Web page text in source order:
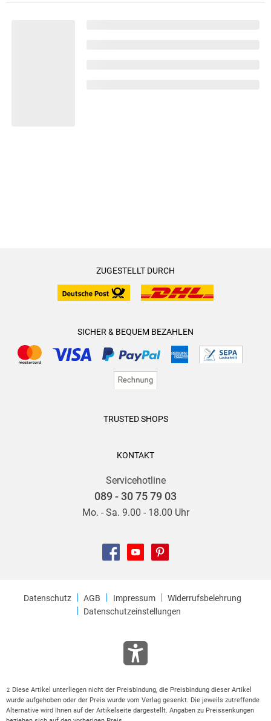
ZUGESTELLT DURCH
SICHER & BEQUEM BEZAHLEN
TRUSTED SHOPS
KONTAKT
Servicehotline
089 - 30 75 79 03
Mo. - Sa. 9.00 - 18.00 Uhr
Datenschutz AGB Impressum
Widerrufsbelehrung
Datenschutzeinstellungen
2
Diese Artikel unterliegen nicht der Preisbindung, die Preisbindung dieser Artikel
wurde aufgehoben oder der Preis wurde vom Verlag gesenkt. Die jeweils zutreffende
Alternative wird Ihnen auf der Artikelseite dargestellt. Angaben zu Preissenkungen